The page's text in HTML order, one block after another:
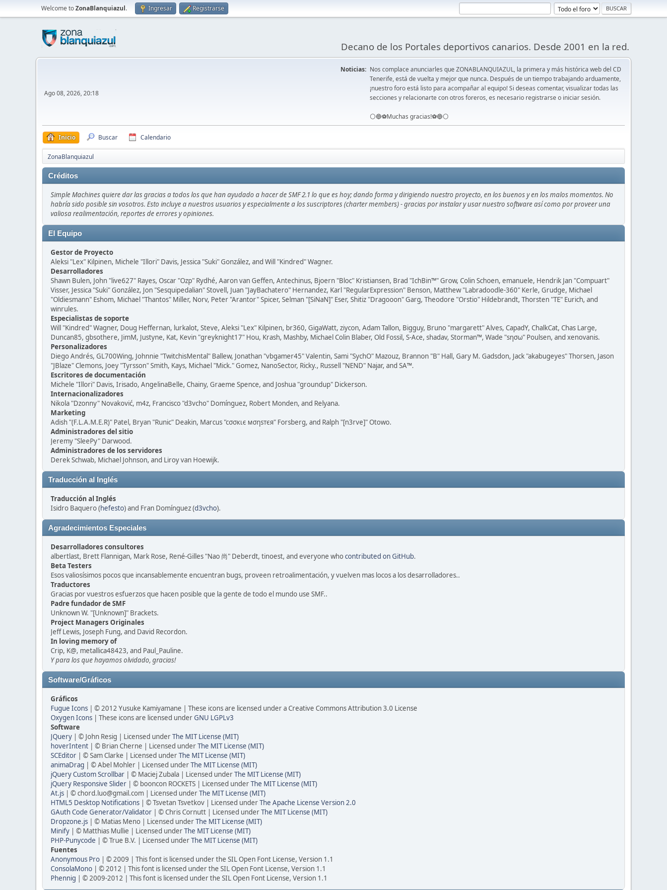
Welcome toZonaBlanquiazul. Ingresar Registrarse
Decano de los Portales deportivos canarios. Desde 2001 en la red.
Ago 08, 2026, 20:18
Noticias: Nos complace anunciarles que ZONABLANQUIAZUL, la primera y más histórica web del CD
Tenerife, está de vuelta y mejor que nunca. Después de un tiempo trabajando arduamente,
¡nuestro foro está listo para acompañar al equipo! Si deseas comentar, visualizar todas las
secciones y relacionarte con otros foreros, es necesario registrarse o iniciar sesión.
⚪️🔵⚽️Muchas gracias!⚽️🔵⚪️
Inicio Buscar Calendario
ZonaBlanquiazul
Créditos
Simple Machines quiere dar las gracias a todos los que han ayudado a hacer de SMF 2.1 lo que es hoy; dando forma y dirigiendo nuestro proyecto, en los buenos y en los malos momentos. No
habría sido posible sin vosotros. Esto incluye a nuestros usuarios y especialmente a los suscriptores (charter members) - gracias por instalar y usar nuestro software así como por proveer una
valiosa realimentación, reportes de errores y opiniones.
El Equipo
Gestor de Proyecto
Aleksi "Lex" Kilpinen, Michele "Illori" Davis, Jessica "Suki" González, and Will "Kindred" Wagner.
Desarrolladores
Shawn Bulen, John "live627" Rayes, Oscar "Ozp" Rydhé, Aaron van Geffen, Antechinus, Bjoern "Bloc" Kristiansen, Brad "IchBin™" Grow, Colin Schoen, emanuele, Hendrik Jan "Compuart"
Visser, Jessica "Suki" González, Jon "Sesquipedalian" Stovell, Juan "JayBachatero" Hernandez, Karl "RegularExpression" Benson, Matthew "Labradoodle-360" Kerle, Grudge, Michael
"Oldiesmann" Eshom, Michael "Thantos" Miller, Norv, Peter "Arantor" Spicer, Selman "[SiNaN]" Eser, Shitiz "Dragooon" Garg, Theodore "Orstio" Hildebrandt, Thorsten "TE" Eurich, and
winrules.
Especialistas de soporte
Will "Kindred" Wagner, Doug Heffernan, lurkalot, Steve, Aleksi "Lex" Kilpinen, br360, GigaWatt, ziycon, Adam Tallon, Bigguy, Bruno "margarett" Alves, CapadY, ChalkCat, Chas Large,
Duncan85, gbsothere, JimM, Justyne, Kat, Kevin "greyknight17" Hou, Krash, Mashby, Michael Colin Blaber, Old Fossil, S-Ace, shadav, Storman™, Wade "sησω" Poulsen, and xenovanis.
Personalizadores
Diego Andrés, GL700Wing, Johnnie "TwitchisMental" Ballew, Jonathan "vbgamer45" Valentin, Sami "SychO" Mazouz, Brannon "B" Hall, Gary M. Gadsdon, Jack "akabugeyes" Thorsen, Jason
"JBlaze" Clemons, Joey "Tyrsson" Smith, Kays, Michael "Mick." Gomez, NanoSector, Ricky., Russell "NEND" Najar, and SA™.
Escritores de documentación
Michele "Illori" Davis, Irisado, AngelinaBelle, Chainy, Graeme Spence, and Joshua "groundup" Dickerson.
Internacionalizadores
Nikola "Dzonny" Novaković, m4z, Francisco "d3vcho" Domínguez, Robert Monden, and Relyana.
Marketing
Adish "(F.L.A.M.E.R)" Patel, Bryan "Runic" Deakin, Marcus "cσσкιє мσηѕтєя" Forsberg, and Ralph "[n3rve]" Otowo.
Administradores del sitio
Jeremy "SleePy" Darwood.
Administradores de los servidores
Derek Schwab, Michael Johnson, and Liroy van Hoewijk.
Traducción al Inglés
Traducción al Inglés
Isidro Baquero (hefesto) and Fran Domínguez (d3vcho).
Agradecimientos Especiales
Desarrolladores consultores
albertlast, Brett Flannigan, Mark Rose, René-Gilles "Nao 尚" Deberdt, tinoest, and everyone whocontributed on GitHub.
Beta Testers
Esos valiosísimos pocos que incansablemente encuentran bugs, proveen retroalimentación, y vuelven mas locos a los desarrolladores..
Traductores
Gracias por vuestros esfuerzos que hacen posible que la gente de todo el mundo use SMF..
Padre fundador de SMF
Unknown W. "[Unknown]" Brackets.
Project Managers Originales
Jeff Lewis, Joseph Fung, and David Recordon.
In loving memory of
Crip, K@, metallica48423, and Paul_Pauline.
Y para los que hayamos olvidado, gracias!
Software/Gráficos
Gráficos
Fugue Icons | © 2012 Yusuke Kamiyamane | These icons are licensed under a Creative Commons Attribution 3.0 License
Oxygen Icons | These icons are licensed underGNU LGPLv3
Software
JQuery | © John Resig | Licensed underThe MIT License (MIT)
hoverIntent | © Brian Cherne | Licensed underThe MIT License (MIT)
SCEditor | © Sam Clarke | Licensed underThe MIT License (MIT)
animaDrag | © Abel Mohler | Licensed underThe MIT License (MIT)
jQuery Custom Scrollbar | © Maciej Zubala | Licensed underThe MIT License (MIT)
jQuery Responsive Slider | © booncon ROCKETS | Licensed underThe MIT License (MIT)
At.js | © chord.luo@gmail.com | Licensed underThe MIT License (MIT)
HTML5 Desktop Notifications | © Tsvetan Tsvetkov | Licensed underThe Apache License Version 2.0
GAuth Code Generator/Validator | © Chris Cornutt | Licensed underThe MIT License (MIT)
Dropzone.js | © Matias Meno | Licensed underThe MIT License (MIT)
Minify | © Matthias Mullie | Licensed underThe MIT License (MIT)
PHP-Punycode | © True B.V. | Licensed underThe MIT License (MIT)
Fuentes
Anonymous Pro | © 2009 | This font is licensed under the SIL Open Font License, Version 1.1
ConsolaMono | © 2012 | This font is licensed under the SIL Open Font License, Version 1.1
Phennig | © 2009-2012 | This font is licensed under the SIL Open Font License, Version 1.1